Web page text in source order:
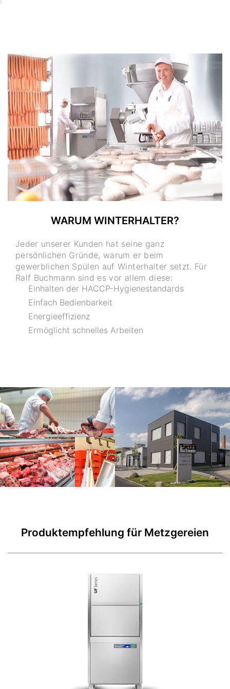
WARUM WINTERHALTER?
Jeder unserer Kunden hat seine ganz
persönlichen Gründe, warum er beim
gewerblichen Spülen auf Winterhalter setzt. Für
Ralf Buchmann sind es vor allem diese:
Einhalten der HACCP-Hygienestandards
Einfach Bedienbarkeit
Energieeffizienz
Ermöglicht schnelles Arbeiten
Produktempfehlung für Metzgereien